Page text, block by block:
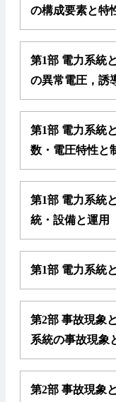
の構成要素と特
第1部 電力系統
の異常電圧，誘
第1部 電力系統
数・電圧特性と
第1部 電力系統
統・設備と運用
第1部 電力系統
第2部 事故現象
系統の事故現象
第2部 事故現象